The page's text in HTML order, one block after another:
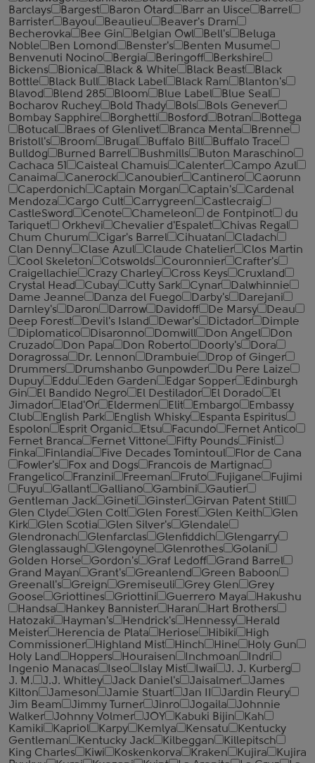
Barclays
Bargest Baron Otard Barr an Uisce
Barrel
Barrister
Bayou Beaulieu
Beaver's Dram
Becherovka
Bee Gin Belgian Owl Bell's
Beluga
Noble
Ben Lomond Benster's
Benten Musume
Benvenuti Nocino
Bergia Beringoff
Berkshire
Bickens
Bionica Black & White Black Beast
Black
Bottle
Black Bull Black Label Black Ram
Blanton's
Blavod
Blend 285 Bloom Blue Label
Blue Seal
Bocharov Ruchey
Bold Thady Bols
Bols Genever
Bombay Sapphire
Borghetti Bosford Botran
Bottega
Botucal
Braes of Glenlivet Branca Menta
Brenne
Bristoll's
Broom Brugal Buffalo Bill
Buffalo Trace
Bulldog
Burned Barrel Bushmills
Buton Maraschino
Cachaca 51
Caisteal Chamuis Calenter
Campo Azul
Canaima
Canerock Canoubier Cantinero
Caorunn
Caperdonich
Captain Morgan Captain's
Cardenal
Mendoza
Cargo Cult Carrygreen
Castlecraig
CastleSword
Cenote Chameleon de Fontpinot
du
Tariquet
Orkhevi Chevalier d'Espalet
Chivas Regal
Chum Churum
Cigar's Barrel Cihuatan
Cladach
Clan Denny
Clase Azul Claude Chatelier
Clos Martin
Cool Skeleton
Cotswolds Couronnier
Crafter's
Craigellachie
Crazy Charley Cross Keys
Cruxland
Crystal Head
Cubay Cutty Sark Cynar
Dalwhinnie
Dame Jeanne
Danza del Fuego Darby's
Darejani
Darnley's
Daron Darrow Davidoff De Marsy
Deau
Deep Forest
Devil's Island Dewar's Dictador
Dimple
Diplomatico
Disaronno Domwill Don Angel
Don
Cruzado
Don Papa Don Roberto Doorly's
Dora
Doragrossa
Dr. Lennon Drambuie
Drop of Ginger
Drummers
Drumshanbo Gunpowder
Du Pere Laize
Dupuy
Eddu Eden Garden Edgar Sopper
Edinburgh
Gin
El Bandido Negro El Destilador El Dorado
El
Jimador
Elad'Or Eldermen Elit Embargo
Embassy
Club
English Park English Whisky
Espanta Espiritus
Espolon
Esprit Organic Etsu Facundo
Fernet Antico
Fernet Branca
Fernet Vittone Fifty Pounds
Finist
Finka
Finlandia Five Decades Tomintoul
Flor de Cana
Fowler's
Fox and Dogs
Francois de Martignac
Frangelico
Franzini Freeman Fruto Fujigane
Fujimi
Fuyu
Gallant Galliano Gambini
Gautier
Gentleman Jack
Gineti Ginster
Girvan Patent Still
Glen Clyde
Glen Colt Glen Forest Glen Keith
Glen
Kirk
Glen Scotia Glen Silver's
Glendale
Glendronach
Glenfarclas Glenfiddich
Glengarry
Glenglassaugh
Glengoyne Glenrothes
Golani
Golden Horse
Gordon's Graf Ledoff
Grand Barrel
Grand Mayan
Grant's Greanlend
Green Baboon
Greenall's
Greign Gremiseuli Grey Glen
Grey
Goose
Griottines Griottini Guerrero Maya
Hakushu
Handsa
Hankey Bannister Haran
Hart Brothers
Hatozaki
Hayman's Hendrick's Hennessy
Herald
Meister
Herencia de Plata Heriose Hibiki
High
Commissioner
Highland Mist Hinch Hine
Holy Gun
Holy Land
Hoppers Houraisen Inchmoan
Indri
Ingenio Manacas
Iseo Islay Mist Iwai
J. J. Kurberg
J. M.
J.J. Whitley Jack Daniel's Jaisalmer
James
Kilton
Jameson Jamie Stuart Jan II
Jardin Fleury
Jim Beam
Jimmy Turner Jinro Jogaila
Johnnie
Walker
Johnny Volmer JOY Kabuki Bijin
Kah
Kamiki
Kapriol Karpy Kemlya Kensatu
Kentucky
Gentleman
Kentucky Jack Kilbeggan
Killepitsch
King Charles
Kiwi Koskenkorva Kraken Kujira
Kujira